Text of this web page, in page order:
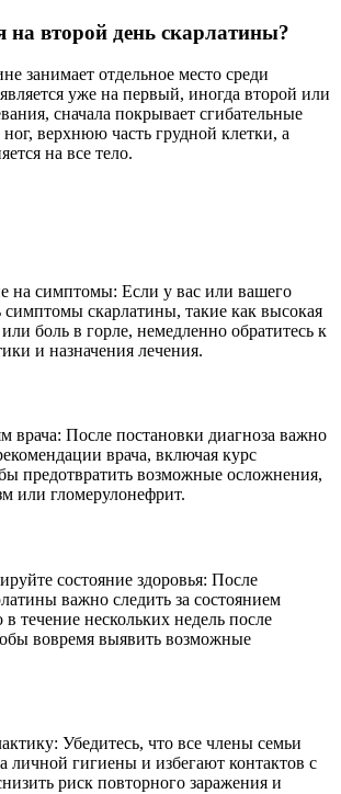
на второй день скарлатины?
занимает отдельное место среди
уже на первый, иногда второй или
сначала покрывает сгибательные
верхнюю часть грудной клетки, а
на все тело.
на симптомы: Если у вас или вашего
симптомы скарлатины, такие как высокая
боль в горле, немедленно обратитесь к
и назначения лечения.
врача: После постановки диагноза важно
врача, включая курс
предотвратить возможные осложнения,
или гломерулонефрит.
состояние здоровья: После
важно следить за состоянием
в течение нескольких недель после
вовремя выявить возможные
Убедитесь, что все члены семьи
личной гигиены и избегают контактов с
риск повторного заражения и